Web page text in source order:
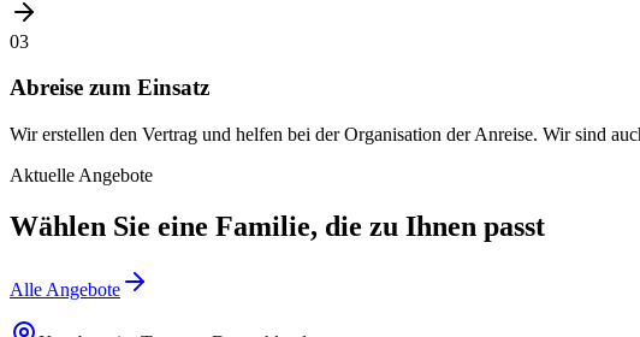
03
Abreise zum Einsatz
Wir erstellen den Vertrag und helfen bei der Organisation der Anreise. Wir sind
Aktuelle Angebote
Wählen Sie eine Familie, die zu Ihnen passt
Alle Angebote